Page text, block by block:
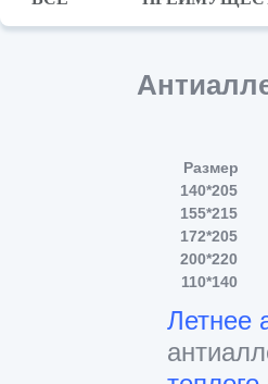
Размер
140*205
155*215
172*205
200*220
110*140
Летнее